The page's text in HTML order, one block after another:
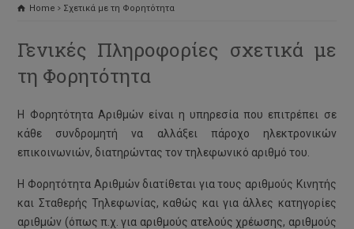
Home Σχετικά με τη Φορητότητα
Γενικές Πληροφορίες σχετικά με
τη Φορητότητα
Η Φορητότητα Αριθμών είναι η υπηρεσία που επιτρέπει σε
κάθε συνδρομητή να αλλάξει πάροχο ηλεκτρονικών
επικοινωνιών, διατηρώντας τον τηλεφωνικό αριθμό του.
Η Φορητότητα Αριθμών διατίθεται για τους αριθμούς Κινητής
και Σταθερής Τηλεφωνίας, καθώς και για άλλες κατηγορίες
αριθμών (όπως π.χ. για αριθμούς ατελούς χρέωσης, αριθμούς